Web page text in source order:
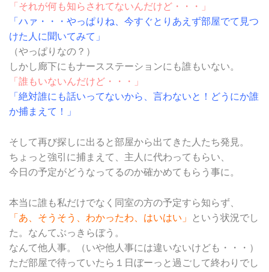
「それが何も知らされてないんだけど・・・」
「ハァ・・・やっぱりね、今すぐとりあえず部屋でて見つ
けた人に聞いてみて」
（やっぱりなの？）
しかし廊下にもナースステーションにも誰もいない。
「誰もいないんだけど・・・」
「絶対誰にも話いってないから、言わないと！どうにか誰
か捕まえて！」
そして再び探しに出ると部屋から出てきた人たち発見。
ちょっと強引に捕まえて、主人に代わってもらい、
今日の予定がどうなってるのか確かめてもらう事に。
本当に誰も私だけでなく同室の方の予定すら知らず、
「あ、そうそう、わかったわ、はいはい」
という状況でし
た。なんてぶっきらぼう。
なんて他人事。（いや他人事には違いないけども・・・）
ただ部屋で待っていたら１日ぼーっと過ごして終わりでし